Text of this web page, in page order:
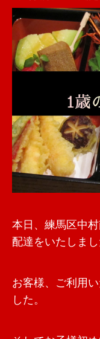
本日、練馬区中
配達をいたしまし
お客様、ご利用
した。